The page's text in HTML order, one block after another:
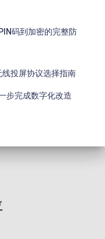
码到加密的完整防
投屏协议选择指南
步完成数字化改造